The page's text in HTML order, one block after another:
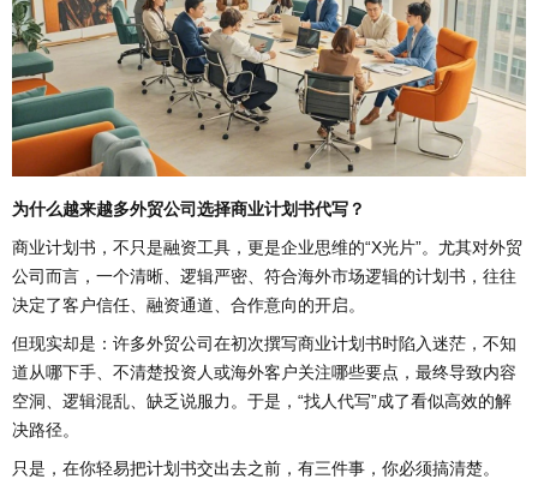
为什么越来越多外贸公司选择商业计划书代写？
商业计划书，不只是融资工具，更是企业思维的“X光片”。尤其对外贸
公司而言，一个清晰、逻辑严密、符合海外市场逻辑的计划书，往往
决定了客户信任、融资通道、合作意向的开启。
但现实却是：许多外贸公司在初次撰写商业计划书时陷入迷茫，不知
道从哪下手、不清楚投资人或海外客户关注哪些要点，最终导致内容
空洞、逻辑混乱、缺乏说服力。于是，“找人代写”成了看似高效的解
决路径。
只是，在你轻易把计划书交出去之前，有三件事，你必须搞清楚。